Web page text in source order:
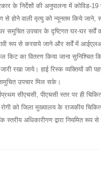
के निर्देशों की अनुपालना में कोविड-
वाली मृत्यु को न्यूनतम किये जाने,
उपचार के दृष्टिगत घर-घर सर्वें
रूप से करवाये जाने और सर्वें में
का वितरण किया जाना सुनिश्चित
रखा जाये। हाई रिस्क व्यक्तियों
समुचित उपचार मिल सके।
सीएचसी, पीएचसी स्तर पर ही
को जिला मुख्यालय के राजकीय
अधिकारीगण द्वारा नियमित रूप से